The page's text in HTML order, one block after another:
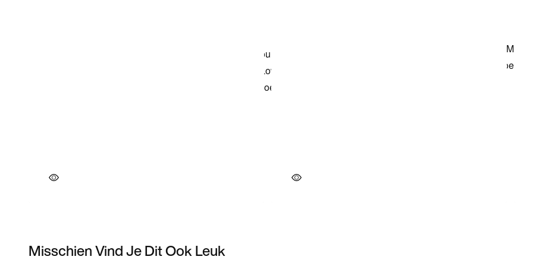
Misschien Vind Je Dit Ook Leuk